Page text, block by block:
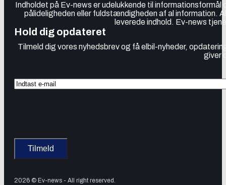
Indholdet på Ev-news er udelukkende til
pålideligheden eller fuldstændigheden af al information.
leverede indhold. Ev-news
Hold dig opdateret
Tilmeld dig vores nyhedsbrev og få elbil-nyheder,
giver
2026 © Ev-news - All right reserved.